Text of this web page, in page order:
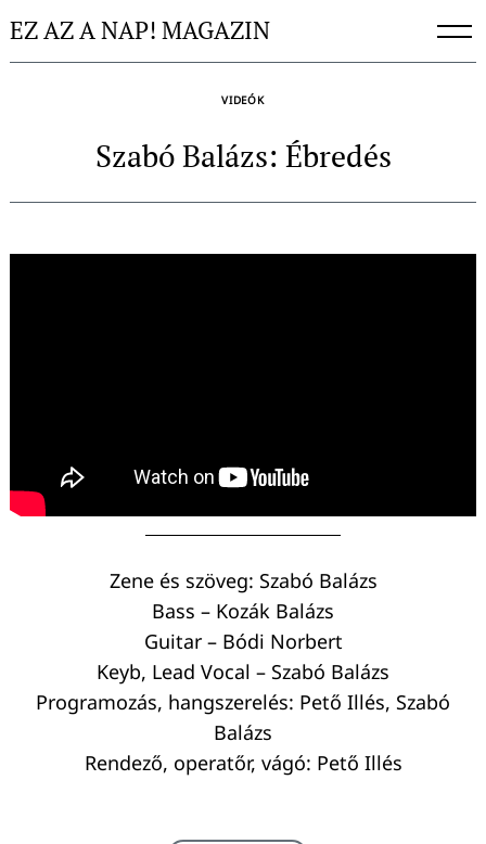
toEZ AZ A NAP! MAGAZIN
VIDEÓK
Szabó Balázs: Ébredés
Zene és szöveg: Szabó Balázs
Bass – Kozák Balázs
Guitar – Bódi Norbert
Keyb, Lead Vocal – Szabó Balázs
Programozás, hangszerelés: Pető Illés, Szabó
Balázs
Rendező, operatőr, vágó: Pető Illés